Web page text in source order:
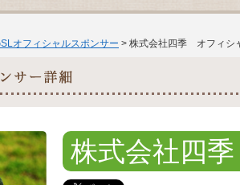
オフィシャルスポンサー > 株式会社四季 オフィシ
株式会社四季